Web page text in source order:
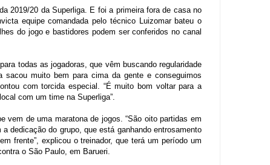
2019/20 da Superliga. E foi a primeira fora de casa no
equipe comandada pelo técnico Luizomar bateu o
do jogo e bastidores podem ser conferidos no canal
todas as jogadoras, que vêm buscando regularidade
muito bem para cima da gente e conseguimos
com torcida especial. “É muito bom voltar para a
com um time na Superliga”.
vem de uma maratona de jogos. “São oito partidas em
dedicação do grupo, que está ganhando entrosamento
frente”, explicou o treinador, que terá um período um
o São Paulo, em Barueri.